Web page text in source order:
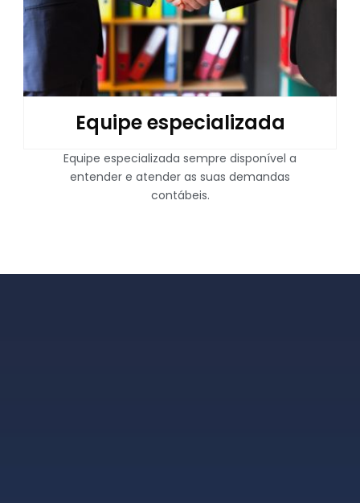
Equipe especializada
Equipe especializada sempre disponível a
entender e atender as suas demandas
contábeis.